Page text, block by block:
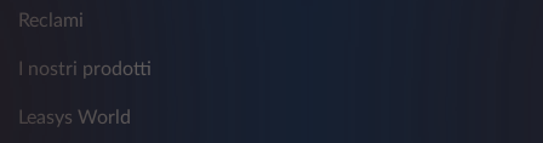
Reclami
I nostri prodotti
Leasys World